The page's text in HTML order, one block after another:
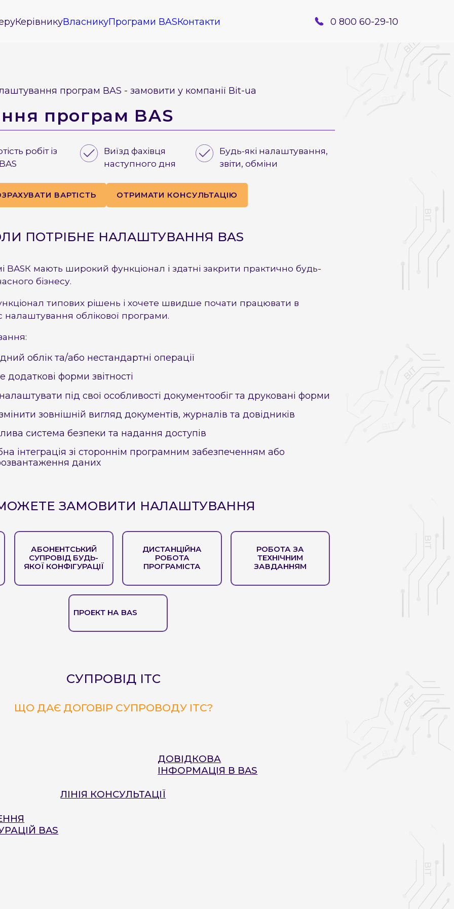
КерівникуВласникуПрограми BASКонтакти 0 800 60-29-10
програм BAS - замовити у компанії Bit-ua
програм BAS
робіт із
Виїзд фахівця
наступного дня
Будь-які налаштування,
звіти, обміни
ВАРТІСТЬ ОТРИМАТИ КОНСУЛЬТАЦІЮ
ПОТРІБНЕ НАЛАШТУВАННЯ BAS
мають широкий функціонал і здатні закрити практично будь-
бізнесу.
типових рішень і хочете швидше почати працювати в
налаштування облікової програми.
облік та/або нестандартні операції
форми звітності
під свої особливості документообіг та друковані форми
зовнішній вигляд документів, журналів та довідників
система безпеки та надання доступів
інтеграція зі стороннім програмним забезпеченням або
даних
ЗАМОВИТИ НАЛАШТУВАННЯ
АБОНЕНТСЬКИЙ
СУПРОВІД БУДЬ-
ЯКОЇ КОНФІГУРАЦІЇ
ДИСТАНЦІЙНА
РОБОТА
ПРОГРАМІСТА
РОБОТА ЗА
ТЕХНІЧНИМ
ЗАВДАННЯМ
ПРОЕКТ НА BAS
СУПРОВІД ITC
ЩО ДАЄ ДОГОВІР СУПРОВОДУ ІТС?
ДОВІДКОВА
ІНФОРМАЦІЯ В BAS
ЛІНІЯ КОНСУЛЬТАЦІЇ
BAS